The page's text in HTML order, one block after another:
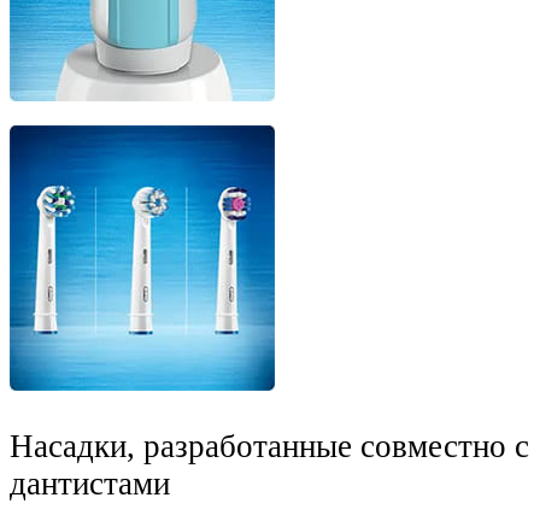
Насадки, разработанные совместно с
дантистами